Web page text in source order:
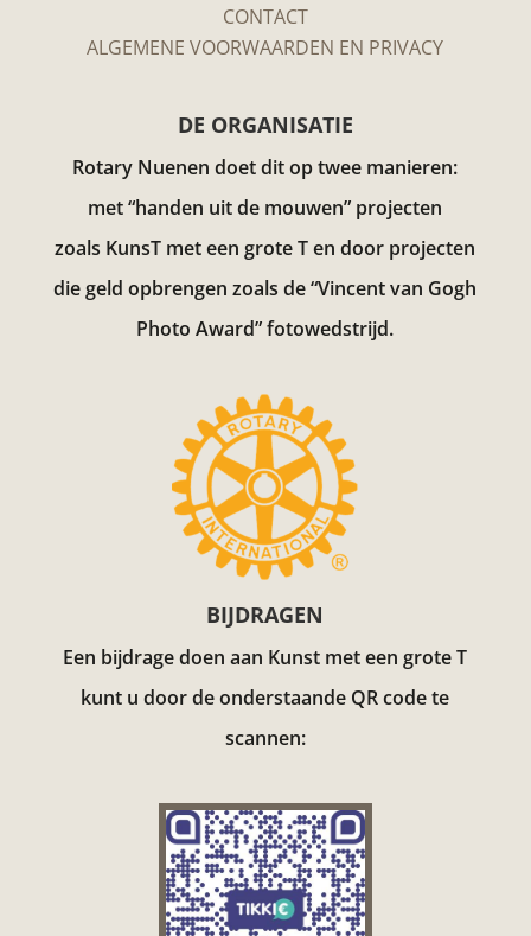
CONTACT
ALGEMENE VOORWAARDEN EN PRIVACY
DE ORGANISATIE
Rotary Nuenen doet dit op twee manieren:
met “handen uit de mouwen” projecten
zoals KunsT met een grote T en door projecten
die geld opbrengen zoals de “Vincent van Gogh
Photo Award” fotowedstrijd.
BIJDRAGEN
Een bijdrage doen aan Kunst met een grote T
kunt u door de onderstaande QR code te
scannen: